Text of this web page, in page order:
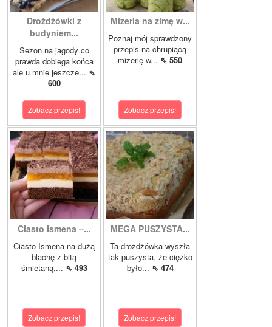
Drożdżówki z
budyniem...
Sezon na jagody co
prawda dobiega końca
ale u mnie jeszcze... ⇖
600
Zobacz przepis!
Mizeria na zimę w...
Poznaj mój sprawdzony
przepis na chrupiącą
mizerię w... ⇖ 550
Zobacz przepis!
Ciasto Ismena –...
Ciasto Ismena na dużą
blachę z bitą
śmietaną,... ⇖ 493
Zobacz przepis!
MEGA PUSZYSTA...
Ta drożdżówka wyszła
tak puszysta, że ciężko
było... ⇖ 474
Zobacz przepis!